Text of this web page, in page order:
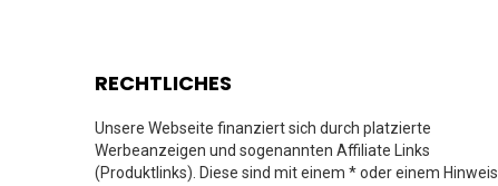
RECHTLICHES
Unsere Webseite finanziert sich durch platzierte
Werbeanzeigen und sogenannten Affiliate Links
(Produktlinks). Diese sind mit einem * oder einem Hinweis